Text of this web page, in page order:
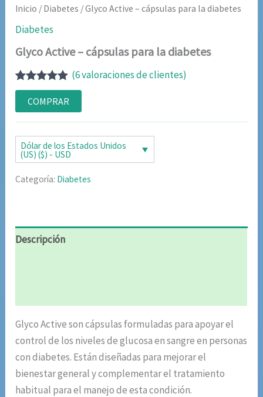
Inicio / Diabetes / Glyco Active – cápsulas para la diabetes
Diabetes
Glyco Active – cápsulas para la diabetes
Valorado
con4.83de
5 en base
a
6
de clientes
(6valoraciones de clientes)
COMPRAR
Dólar de los Estados Unidos
(US) ($) - USD
Categoría: Diabetes
Descripción
Glyco Active son cápsulas formuladas para apoyar el
control de los niveles de glucosa en sangre en personas
con diabetes. Están diseñadas para mejorar el
bienestar general y complementar el tratamiento
habitual para el manejo de esta condición.